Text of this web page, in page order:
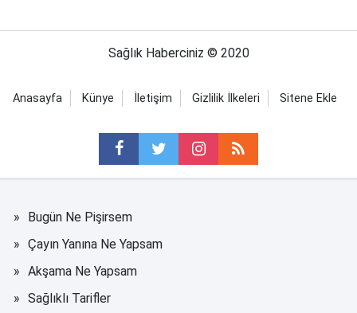
Sağlık Haberciniz © 2020
Anasayfa Künye İletişim Gizlilik İlkeleri Sitene Ekle
Bugün Ne Pişirsem
Çayın Yanına Ne Yapsam
Akşama Ne Yapsam
Sağlıklı Tarifler